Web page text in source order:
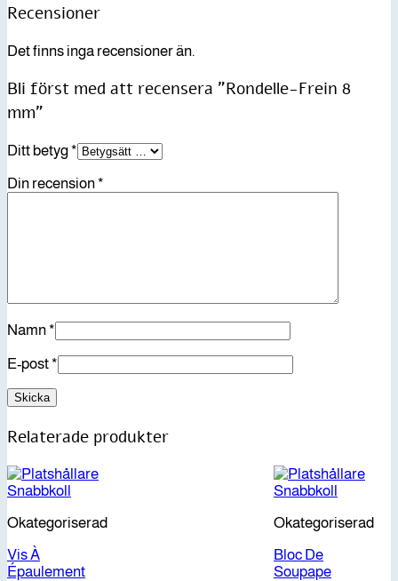
Recensioner
Det finns inga recensioner än.
Bli först med att recensera ”Rondelle-Frein 8
mm”
Ditt betyg*
Din recension*
Namn*
E-post*
Relaterade produkter
Snabbkoll
Okategoriserad
Vis À
Épaulement
Snabbkoll
Okategoriserad
Bloc De
Soupape